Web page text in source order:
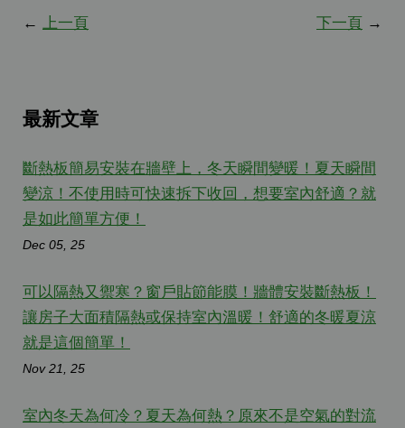
← 上一頁 下一頁 →
最新文章
斷熱板簡易安裝在牆壁上，冬天瞬間變暖！夏天瞬間
變涼！不使用時可快速拆下收回，想要室內舒適？就
是如此簡單方便！
Dec 05, 25
可以隔熱又禦寒？窗戶貼節能膜！牆體安裝斷熱板！
讓房子大面積隔熱或保持室內溫暖！舒適的冬暖夏涼
就是這個簡單！
Nov 21, 25
室內冬天為何冷？夏天為何熱？原來不是空氣的對流